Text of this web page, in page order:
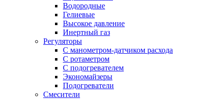
Водородные
Гелиевые
Высокое давление
Инертный газ
Регуляторы
С манометром-датчиком расхода
С ротаметром
С подогревателем
Экономайзеры
Подогреватели
Смесители